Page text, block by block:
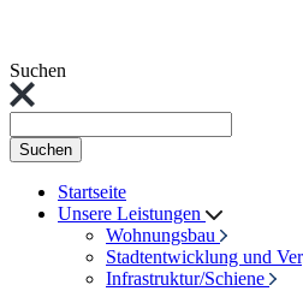
Suchen
Suchen
Startseite
Unsere Leistungen
Wohnungsbau
Stadtentwicklung und
Infrastruktur/Schiene